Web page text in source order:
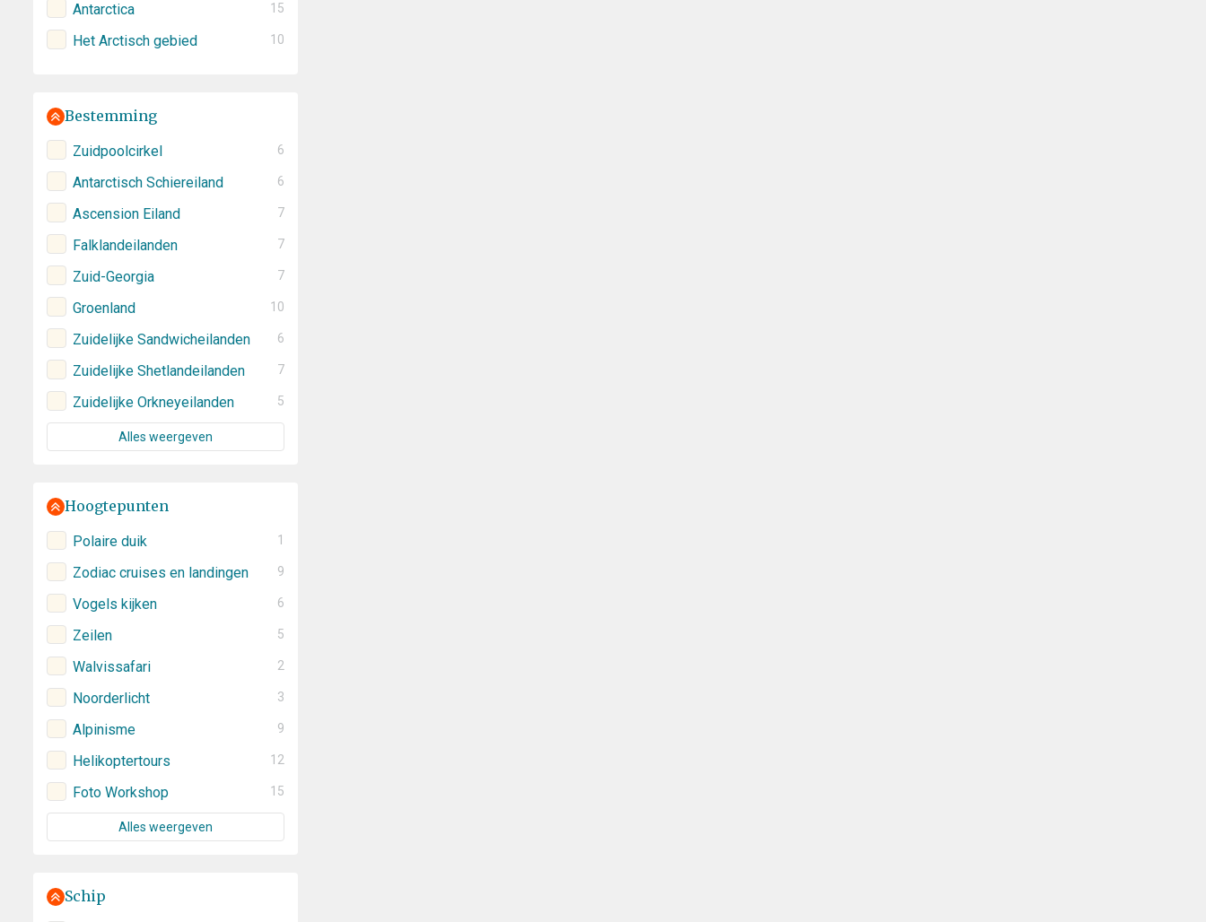
Antarctica 15
Het Arctisch gebied 10
Bestemming
Zuidpoolcirkel 6
Antarctisch Schiereiland 6
Ascension Eiland 7
Falklandeilanden 7
Zuid-Georgia 7
Groenland 10
Zuidelijke Sandwicheilanden 6
Zuidelijke Shetlandeilanden 7
Zuidelijke Orkneyeilanden 5
Alles weergeven
Hoogtepunten
Polaire duik 1
Zodiac cruises en landingen 9
Vogels kijken 6
Zeilen 5
Walvissafari 2
Noorderlicht 3
Alpinisme 9
Helikoptertours 12
Foto Workshop 15
Alles weergeven
Schip